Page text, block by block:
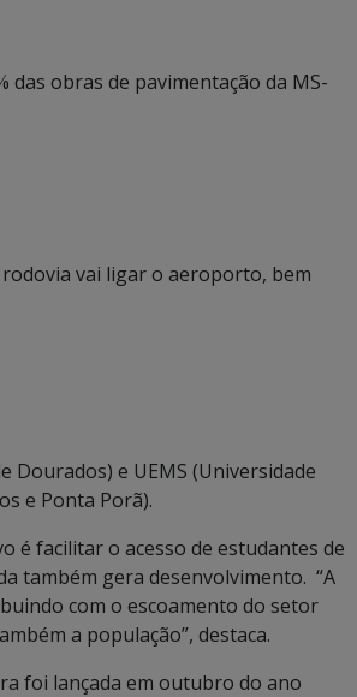
das obras de pavimentação da MS-
rodovia vai ligar o aeroporto, bem
Dourados) e UEMS (Universidade
e Ponta Porã).
é facilitar o acesso de estudantes de
também gera desenvolvimento. “A
com o escoamento do setor
a população”, destaca.
foi lançada em outubro do ano